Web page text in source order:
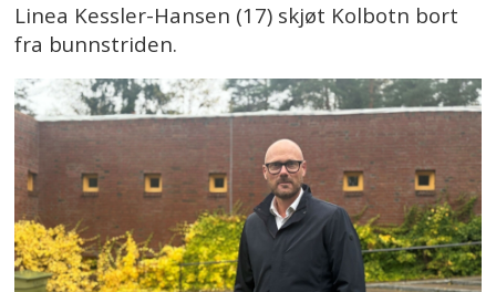
Linea Kessler-Hansen (17) skjøt Kolbotn bort
fra bunnstriden.